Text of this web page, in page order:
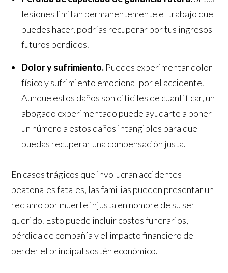
lesiones limitan permanentemente el trabajo que
puedes hacer, podrías recuperar por tus ingresos
futuros perdidos.
Dolor y sufrimiento. Puedes experimentar dolor
físico y sufrimiento emocional por el accidente.
Aunque estos daños son difíciles de cuantificar, un
abogado experimentado puede ayudarte a poner
un número a estos daños intangibles para que
puedas recuperar una compensación justa.
En casos trágicos que involucran accidentes
peatonales fatales, las familias pueden presentar un
reclamo por muerte injusta en nombre de su ser
querido. Esto puede incluir costos funerarios,
pérdida de compañía y el impacto financiero de
perder el principal sostén económico.